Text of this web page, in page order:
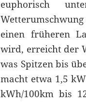
euphorisch
einen früheren
wird, erreicht der
was Spitzen bis
macht etwa 1,5
kWh/100km bis